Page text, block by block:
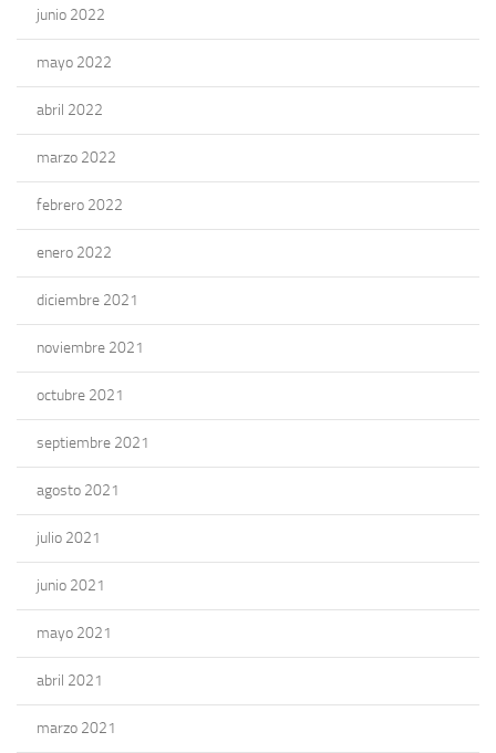
junio 2022
mayo 2022
abril 2022
marzo 2022
febrero 2022
enero 2022
diciembre 2021
noviembre 2021
octubre 2021
septiembre 2021
agosto 2021
julio 2021
junio 2021
mayo 2021
abril 2021
marzo 2021